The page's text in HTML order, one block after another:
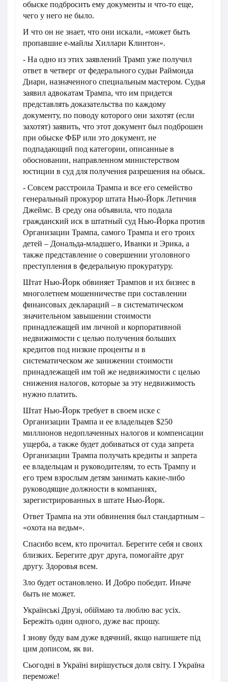
обыске подбросить ему документы и что-то еще,
чего у него не было.
И что он не знает, что они искали, «может быть
пропавшие е-майлы Хиллари Клинтон».
- На одно из этих заявлений Трамп уже получил
ответ в четверг от федерального судьи Раймонда
Диари, назначенного специальным мастером. Судья
заявил адвокатам Трампа, что им придется
представлять доказательства по каждому
документу, по поводу которого они захотят (если
захотят) заявить, что этот документ был подброшен
при обыске ФБР или это документ, не
подпадающий под категории, описанные в
обосновании, направленном министерством
юстиции в суд для получения разрешения на обыск.
- Совсем расстроила Трампа и все его семейство
генеральный прокурор штата Нью-Йорк Летичия
Джеймс. В среду она объявила, что подала
гражданский иск в штатный суд Нью-Йорка против
Организации Трампа, самого Трампа и его троих
детей – Дональда-младшего, Иванки и Эрика, а
также представление о совершении уголовного
преступления в федеральную прокуратуру.
Штат Нью-Йорк обвиняет Трампов и их бизнес в
многолетнем мошенничестве при составлении
финансовых деклараций – в систематическом
значительном завышении стоимости
принадлежащей им личной и корпоративной
недвижимости с целью получения больших
кредитов под низкие проценты и в
систематическом же занижении стоимости
принадлежащей им той же недвижимости с целью
снижения налогов, которые за эту недвижимость
нужно платить.
Штат Нью-Йорк требует в своем иске с
Организации Трампа и ее владельцев $250
миллионов недоплаченных налогов и компенсации
ущерба, а также будет добиваться от суда запрета
Организации Трампа получать кредиты и запрета
ее владельцам и руководителям, то есть Трампу и
его трем взрослым детям занимать какие-либо
руководящие должности в компаниях,
зарегистрированных в штате Нью-Йорк.
Ответ Трампа на эти обвинения был стандартным –
«охота на ведьм».
Спасибо всем, кто прочитал. Берегите себя и своих
близких. Берегите друг друга, помогайте друг
другу. Здоровья всем.
Зло будет остановлено. И Добро победит. Иначе
быть не может.
Українські Друзі, обіймаю та люблю вас усіх.
Бережіть один одного, дуже вас прошу.
І знову буду вам дуже вдячний, якщо напишете під
цим дописом, як ви.
Сьогодні в Україні вирішується доля світу. І Україна
переможе!